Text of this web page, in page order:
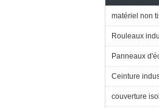
matériel non
Rouleaux
Panneaux
Ceinture
couverture